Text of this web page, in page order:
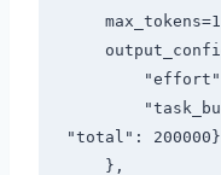
"total": 200000}